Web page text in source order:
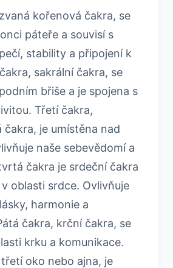
kořenová čakra, se
páteře a souvisí s
stability a připojení k
sakrální čakra, se
břiše a je spojena s
Třetí čakra,
čakra, je umístěna nad
naše sebevědomí a
čakra je srdeční čakra
oblasti srdce. Ovlivňuje
harmonie a
čakra, krční čakra, se
krku a komunikace.
oko nebo ajna, je